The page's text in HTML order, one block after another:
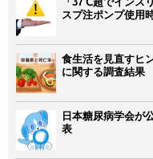
スプ注ポンプ使用
食生活を見直すヒ
に関する調査結果
日本糖尿病学会が
表